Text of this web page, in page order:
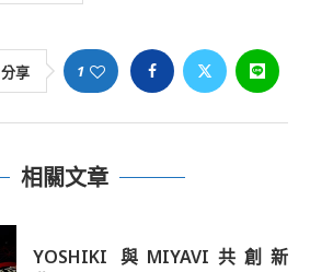
分享 1
相關文章
YOSHIKI 與MIYAVI共創新